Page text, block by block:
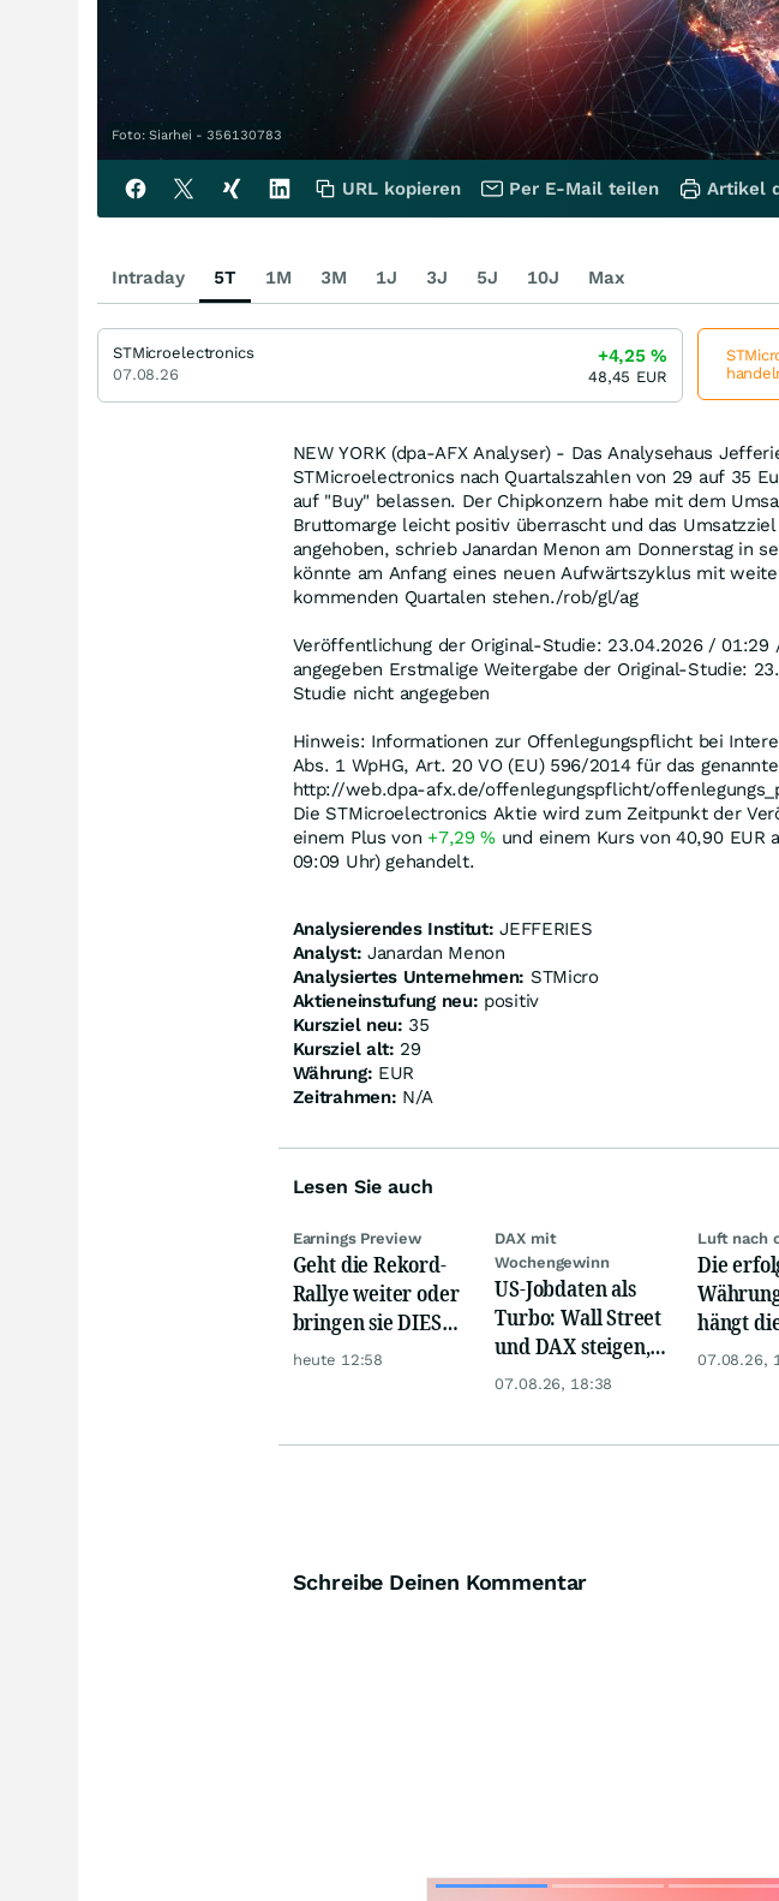
Foto: Siarhei - 356130783
NEW YORK (dpa-AFX Analyser) - Das Analysehaus
STMicroelectronics nach Quartalszahlen von 29 auf 35
auf "Buy" belassen. Der Chipkonzern habe mit dem
Bruttomarge leicht positiv überrascht und das
angehoben, schrieb Janardan Menon am Donnerstag in
könnte am Anfang eines neuen Aufwärtszyklus mit
kommenden Quartalen stehen./rob/gl/ag
Veröffentlichung der Original-Studie: 23.04.2026 /
angegeben Erstmalige Weitergabe der Original-Studie:
Studie nicht angegeben
Hinweis: Informationen zur Offenlegungspflicht bei
Abs. 1 WpHG, Art. 20 VO (EU) 596/2014 für das
http://web.dpa-afx.de/offenlegungspflicht/
Die STMicroelectronics Aktie wird zum Zeitpunkt der
einem Plus von +7,29% und einem Kurs von 40,90 EUR
09:09 Uhr) gehandelt.
Analysierendes Institut: JEFFERIES
Analyst: Janardan Menon
Analysiertes Unternehmen: STMicro
Aktieneinstufung neu: positiv
Kursziel neu: 35
Kursziel alt: 29
Währung: EUR
Zeitrahmen: N/A
Lesen Sie auch
Earnings Preview
Geht die Rekord-
Rallye weiter oder
bringen sie DIESE
Werte jetzt zu Fall?
heute 12:58
DAX mit
Wochengewinn
US-Jobdaten als
Turbo: Wall Street
und DAX steigen,
Gold glänzt
07.08.26, 18:38
Luft nach
Die
hängt
07.08.26,
Schreibe Deinen Kommentar
URL kopieren Per E-Mail teilen Artikel
Intraday 5T 1M 3M 1J 3J 5J 10J Max
STMicroelectronics
07.08.26
+4,25%
48,45 EUR